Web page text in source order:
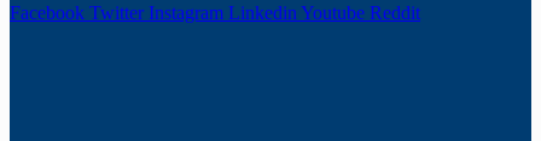
Facebook Twitter Instagram Linkedin Youtube Reddit